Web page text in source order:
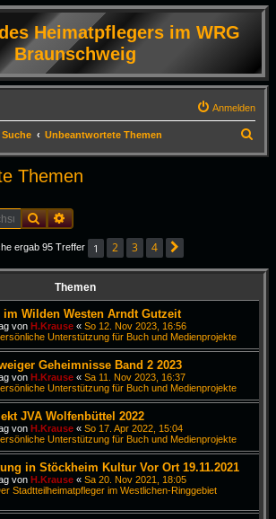
Heimatpflegers im WRG
Braunschweig
Anmelden
Suche Unbeantwortete Themen
u
Themen
SucheErweiterte Suche
ergab 95 Treffer 1 2 3 4
Themen
im Wilden Westen Arndt Gutzeit
von H.Krause « So 12. Nov 2023, 16:56
Unterstützung für Buch und Medienprojekte
Geheimnisse Band 2 2023
von H.Krause « Sa 11. Nov 2023, 16:37
Unterstützung für Buch und Medienprojekte
JVA Wolfenbüttel 2022
von H.Krause « So 17. Apr 2022, 15:04
Unterstützung für Buch und Medienprojekte
in Stöckheim Kultur Vor Ort 19.11.2021
von H.Krause « Sa 20. Nov 2021, 18:05
Stadtteilheimatpfleger im Westlichen-Ringgebiet